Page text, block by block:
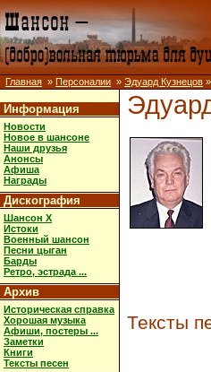
Главная » Персоналии » Эдуард Кузнецов
Информация
Новости
Новое в шансоне
Наши друзья
Анонсы
Афиша
Награды
Дискография
Шансон X
Истоки
Военный шансон
Песни цыган
Барды
Ретро, эстрада ...
Архив
Историческая справка
Хорошая музыка
Афиши, постеры ...
Заметки
Книги
Тексты песен
Тексты